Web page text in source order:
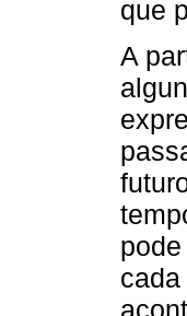
que
A